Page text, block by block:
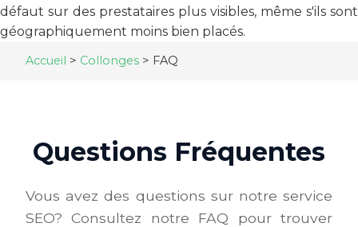
défaut sur des prestataires plus visibles, même s'ils sont
géographiquement moins bien placés.
Accueil > Collonges > FAQ
Questions Fréquentes
Vous avez des questions sur notre service
SEO? Consultez notre FAQ pour trouver